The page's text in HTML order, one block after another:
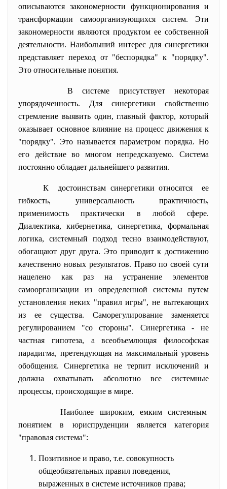
описываются закономерности функционирования и
трансформации самоорганизующихся систем. Эти
закономерности являются продуктом ее собственной
деятельности. Наибольший интерес для синергетики
представляет переход от "беспорядка" к "порядку".
Это относительные понятия.
В системе присутствует некоторая
упорядоченность. Для синергетики свойственно
стремление выявить один, главный фактор, который
оказывает основное влияние на процесс движения к
"порядку". Это называется параметром порядка. Но
его действие во многом непредсказуемо. Система
постоянно обладает дальнейшего развития.
К достоинствам синергетики относятся ее
гибкость, универсальность практичность,
применимость практически в любой сфере.
Диалектика, кибернетика, синергетика, формальная
логика, системный подход тесно взаимодействуют,
обогащают друг друга. Это приводит к достижению
качественно новых результатов. Право по своей сути
нацелено как раз на устранение элементов
самоорганизации из определенной системы путем
установления неких "правил игры", не вытекающих
из ее существа. Саморегулирование заменяется
регулированием "со стороны". Синергетика - не
частная гипотеза, а всеобъемлющая философская
парадигма, претендующая на максимальный уровень
обобщения. Синергетика не терпит исключений и
должна охватывать абсолютно все системные
процессы, происходящие в мире.
Наиболее широким, емким системным
понятием в юриспруденции является категория
"правовая система":
Позитивное и право, т.е. совокупность
общеобязательных правил поведения,
выраженных в системе источников права;